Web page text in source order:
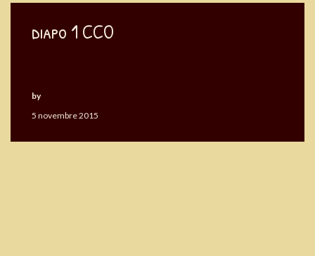
diapo 1 CCO
5 novembre 2015
by